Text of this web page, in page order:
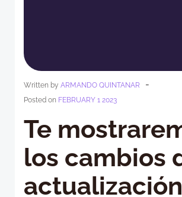
Written by ARMANDO QUINTANAR -
Posted on FEBRUARY 1 2023
Te
los cambios